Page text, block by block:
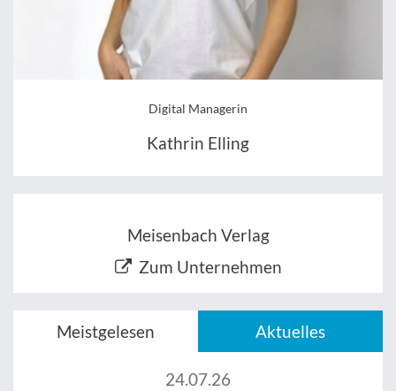
Digital Managerin
Kathrin Elling
Meisenbach Verlag
Zum Unternehmen
Meistgelesen Aktuelles
24.07.26